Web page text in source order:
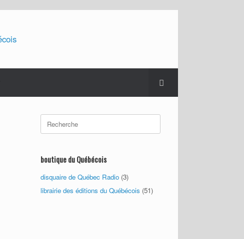
Search
for:
boutique du Québécois
disquaire de Québec Radio (3)
librairie des éditions du Québécois (51)